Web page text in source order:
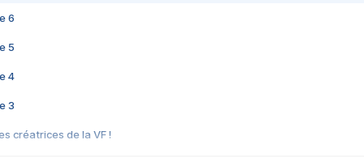
6
5
4
3
créatrices de la VF !